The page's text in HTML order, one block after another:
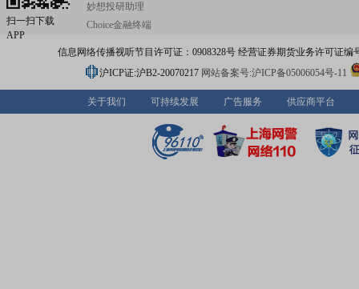
扫一扫下载
APP
妙想投研助理
Choice金融终端
信息网络传播视听节目许可证：0908328号 经营证券期货业务许可证编
沪ICP证:沪B2-20070217 网站备案号:沪ICP备05006054号-11
关于我们 可持续发展 广告服务 供应商平台